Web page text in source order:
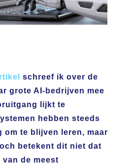
schreef ik over de
grote AI-bedrijven mee
lijkt te
hebben steeds
om te blijven leren, maar
betekent dit niet dat
de meest